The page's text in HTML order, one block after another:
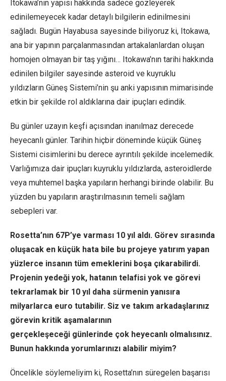
Itokawa’nın yapısı hakkında sadece gözleyerek
edinilemeyecek kadar detaylı bilgilerin edinilmesini
sağladı. Bugün Hayabusa sayesinde biliyoruz ki, Itokawa,
ana bir yapının parçalanmasından artakalanlardan oluşan
homojen olmayan bir taş yığını… Itokawa’nın tarihi hakkında
edinilen bilgiler sayesinde asteroid ve kuyruklu
yıldızların Güneş Sistemi’nin şu anki yapısının mimarisinde
etkin bir şekilde rol aldıklarına dair ipuçları edindik.
Bu günler uzayın keşfi açısından inanılmaz derecede
heyecanlı günler. Tarihin hiçbir döneminde küçük Güneş
Sistemi cisimlerini bu derece ayrıntılı şekilde incelemedik.
Varlığımıza dair ipuçları kuyruklu yıldızlarda, asteroidlerde
veya muhtemel başka yapıların herhangi birinde olabilir. Bu
yüzden bu yapıların araştırılmasının temeli sağlam
sebepleri var.
Rosetta’nın 67P’ye varması 10 yıl aldı. Görev sırasında
oluşacak en küçük hata bile bu projeye yatırım yapan
yüzlerce insanın tüm emeklerini boşa çıkarabilirdi.
Projenin yedeği yok, hatanın telafisi yok ve görevi
tekrarlamak bir 10 yıl daha sürmenin yanısıra
milyarlarca euro tutabilir. Siz ve takım arkadaşlarınız
görevin kritik aşamalarının
gerçekleşeceği günlerinde çok heyecanlı olmalısınız.
Bunun hakkında yorumlarınızı alabilir miyim?
Öncelikle söylemeliyim ki, Rosetta’nın süregelen başarısı